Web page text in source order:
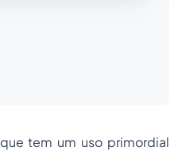
tem um uso primordial